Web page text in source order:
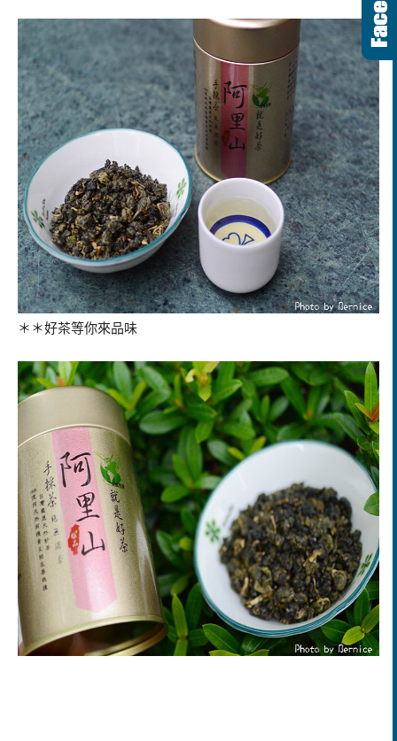
＊＊好茶等你來品味